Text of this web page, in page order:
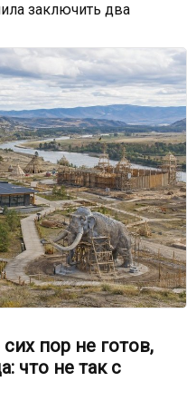
заключить два
пор не готов,
что не так с